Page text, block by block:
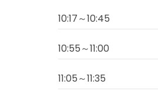
10:17～10:45
10:55～11:00
11:05～11:35